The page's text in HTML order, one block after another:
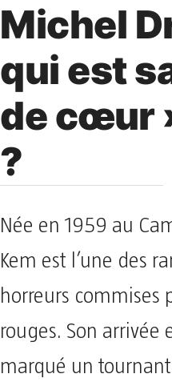
Michel
qui est
de cœur
?
Née en 1959 au
Kem est l’une des
horreurs commises
rouges. Son arrivée
marqué un